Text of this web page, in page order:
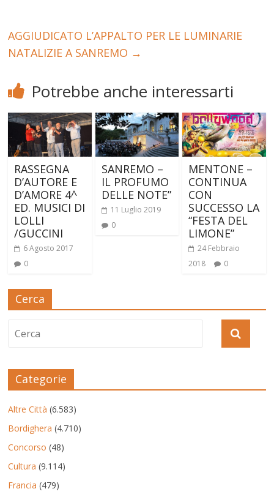
AGGIUDICATO L’APPALTO PER LE LUMINARIE
NATALIZIE A SANREMO →
Potrebbe anche interessarti
RASSEGNA
D’AUTORE E
D’AMORE 4^
ED. MUSICI DI
LOLLI
/GUCCINI
6 Agosto 2017
0
SANREMO –
IL PROFUMO
DELLE NOTE”
11 Luglio 2019
0
MENTONE –
CONTINUA
CON
SUCCESSO LA
“FESTA DEL
LIMONE”
24 Febbraio
2018
0
Cerca
Categorie
Altre Città (6.583)
Bordighera (4.710)
Concorso (48)
Cultura (9.114)
Francia (479)